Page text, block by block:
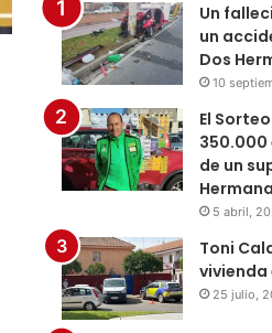
Un
un
Dos
10
El
350.000
de un
5 abril,
Toni
vivienda
25 julio,